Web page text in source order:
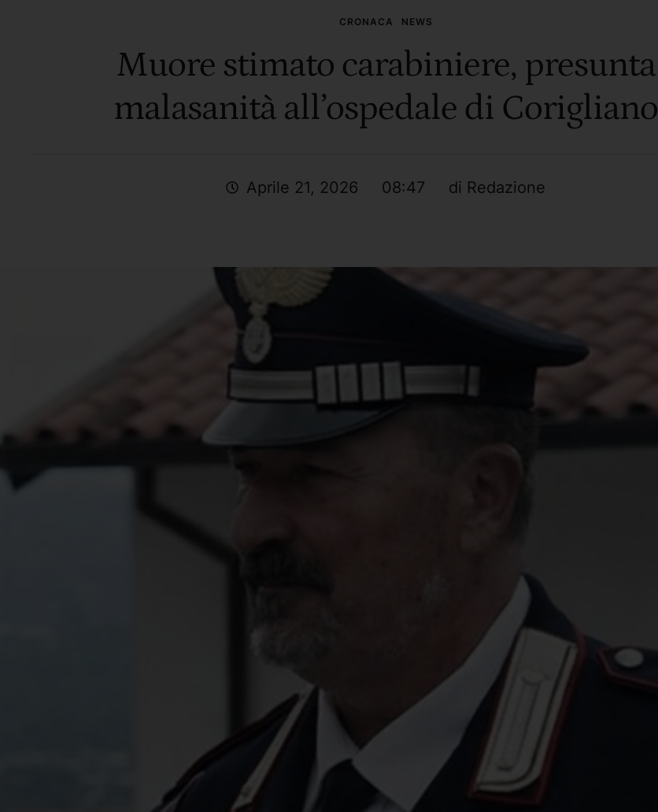
CRONACA NEWS
Muore stimato carabiniere, presunta
malasanità all’ospedale di Corigliano
Aprile 21, 2026 08:47 di Redazione